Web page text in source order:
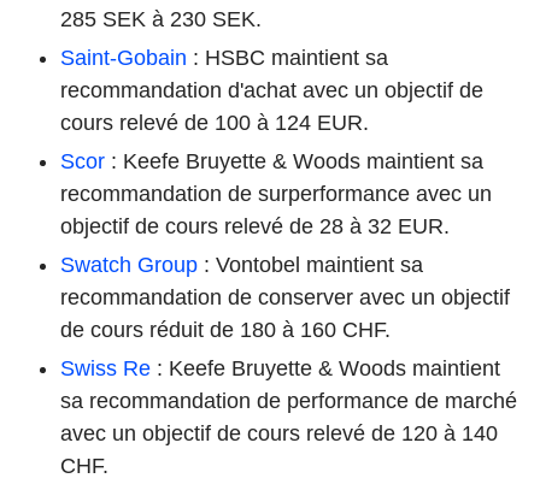
285 SEK à 230 SEK.
Saint-Gobain : HSBC maintient sa
recommandation d'achat avec un objectif de
cours relevé de 100 à 124 EUR.
Scor : Keefe Bruyette & Woods maintient sa
recommandation de surperformance avec un
objectif de cours relevé de 28 à 32 EUR.
Swatch Group : Vontobel maintient sa
recommandation de conserver avec un objectif
de cours réduit de 180 à 160 CHF.
Swiss Re : Keefe Bruyette & Woods maintient
sa recommandation de performance de marché
avec un objectif de cours relevé de 120 à 140
CHF.